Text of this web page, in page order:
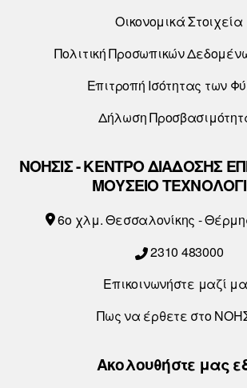
Οικονομικά Στοιχεία
Πολιτική Προσωπικών
Επιτροπή Ισότητας των
Δήλωση
ΝΟΗΣΙΣ - ΚΕΝΤΡΟ ΔΙΑΔΟΣΗΣ
ΜΟΥΣΕΙΟ
6o χλμ. Θεσσαλονίκης -
2310 483000
Επικοινωνήστε μαζί
Πως να έρθετε στο
Ακολουθήστε μας